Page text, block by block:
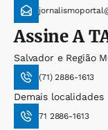
AssineA
Salvador e Região
(71) 2886-1613
Demais localidades
71 2886-1613